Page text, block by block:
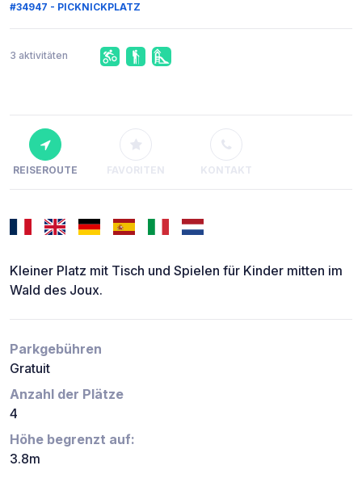
#34947 - PICKNICKPLATZ
3 aktivitäten
REISEROUTE FAVORITEN KONTAKT
Kleiner Platz mit Tisch und Spielen für Kinder mitten im
Wald des Joux.
Parkgebühren
Gratuit
Anzahl der Plätze
4
Höhe begrenzt auf:
3.8m